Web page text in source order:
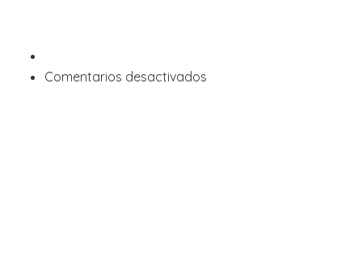
Comentarios desactivados